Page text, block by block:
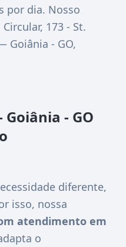
por dia. Nosso
Circular, 173 - St.
Goiânia - GO,
- GO
diferente,
isso, nossa
atendimento em
o